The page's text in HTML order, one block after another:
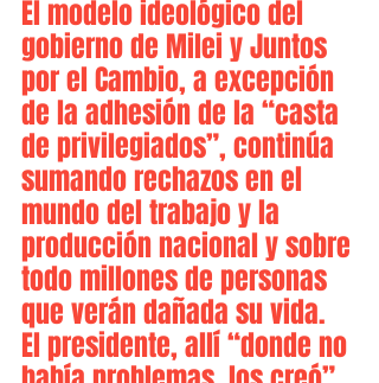
El modelo ideológico del
gobierno de Milei y Juntos
por el Cambio, a excepción
de la adhesión de la “casta
de privilegiados”, continúa
sumando rechazos en el
mundo del trabajo y la
producción nacional y sobre
todo millones de personas
que verán dañada su vida.
El presidente, allí “donde no